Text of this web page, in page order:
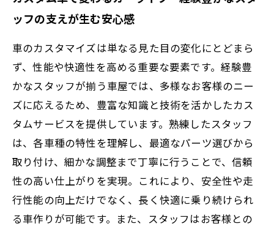
ッフの支えが生む安心感
車のカスタマイズは単なる見た目の変化にとどまら
ず、性能や快適性を高める重要な要素です。経験豊
かなスタッフが揃う車屋では、多様なお客様のニー
ズに応えるため、豊富な知識と技術を活かしたカス
タムサービスを提供しています。熟練したスタッフ
は、各車種の特性を理解し、最適なパーツ選びから
取り付け、細かな調整まで丁寧に行うことで、信頼
性の高い仕上がりを実現。これにより、安全性や走
行性能の向上だけでなく、長く快適に乗り続けられ
る車作りが可能です。また、スタッフはお客様との